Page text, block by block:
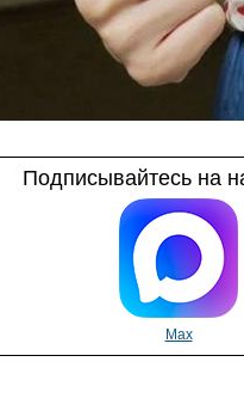
Подписывайтесь на
Max